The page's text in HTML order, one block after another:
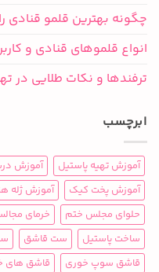
چگونه بهترین قلمو قنادی
انواع قلموهای قنادی و
ترفندها و نکات طلایی در
ابرچسب
آموزش تهیه پاستیل آموزش
آموزش پخت کیک
آموزش ژله
حلوای مجلس ختم
خرمای
ساخت پاستیل
ست قاشق
قاشق سوپ خوری
قاشق های